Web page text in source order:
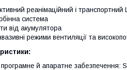
реанімаційний і
система
від акумулятора
режими вентиляції та
й апаратне забезпечення: